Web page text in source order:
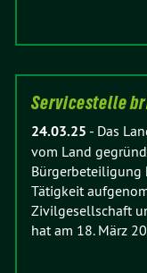
Servicestelle
24.03.25 - Das
vom Land
Bürgerbeteiligung
Tätigkeit
Zivilgesellschaft
hat am 18. März